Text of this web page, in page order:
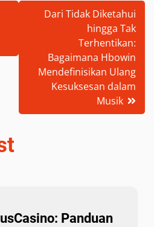
Dari Tidak Diketahui
hingga Tak
Terhentikan:
Bagaimana Hbowin
Mendefinisikan Ulang
Kesuksesan dalam
Musik
Panduan